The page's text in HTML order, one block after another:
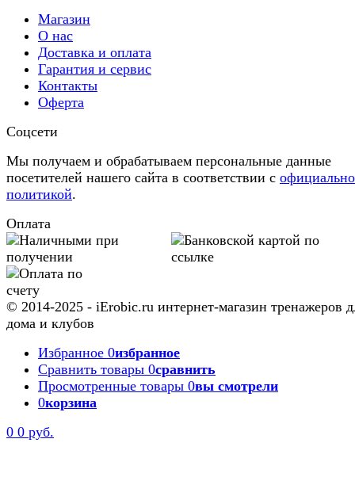
Магазин
О нас
Доставка и оплата
Гарантия и сервис
Контакты
Оферта
Соцсети
Мы получаем и обрабатываем персональные данные
посетителей нашего сайта в соответствии с
политикой.
Оплата
© 2014-2025 - iErobic.ru интернет-магазин тренажеров
дома и клубов
Избранное 0избранное
Сравнить товары 0сравнить
Просмотренные товары 0вы смотрели
0корзина
0 0 руб.